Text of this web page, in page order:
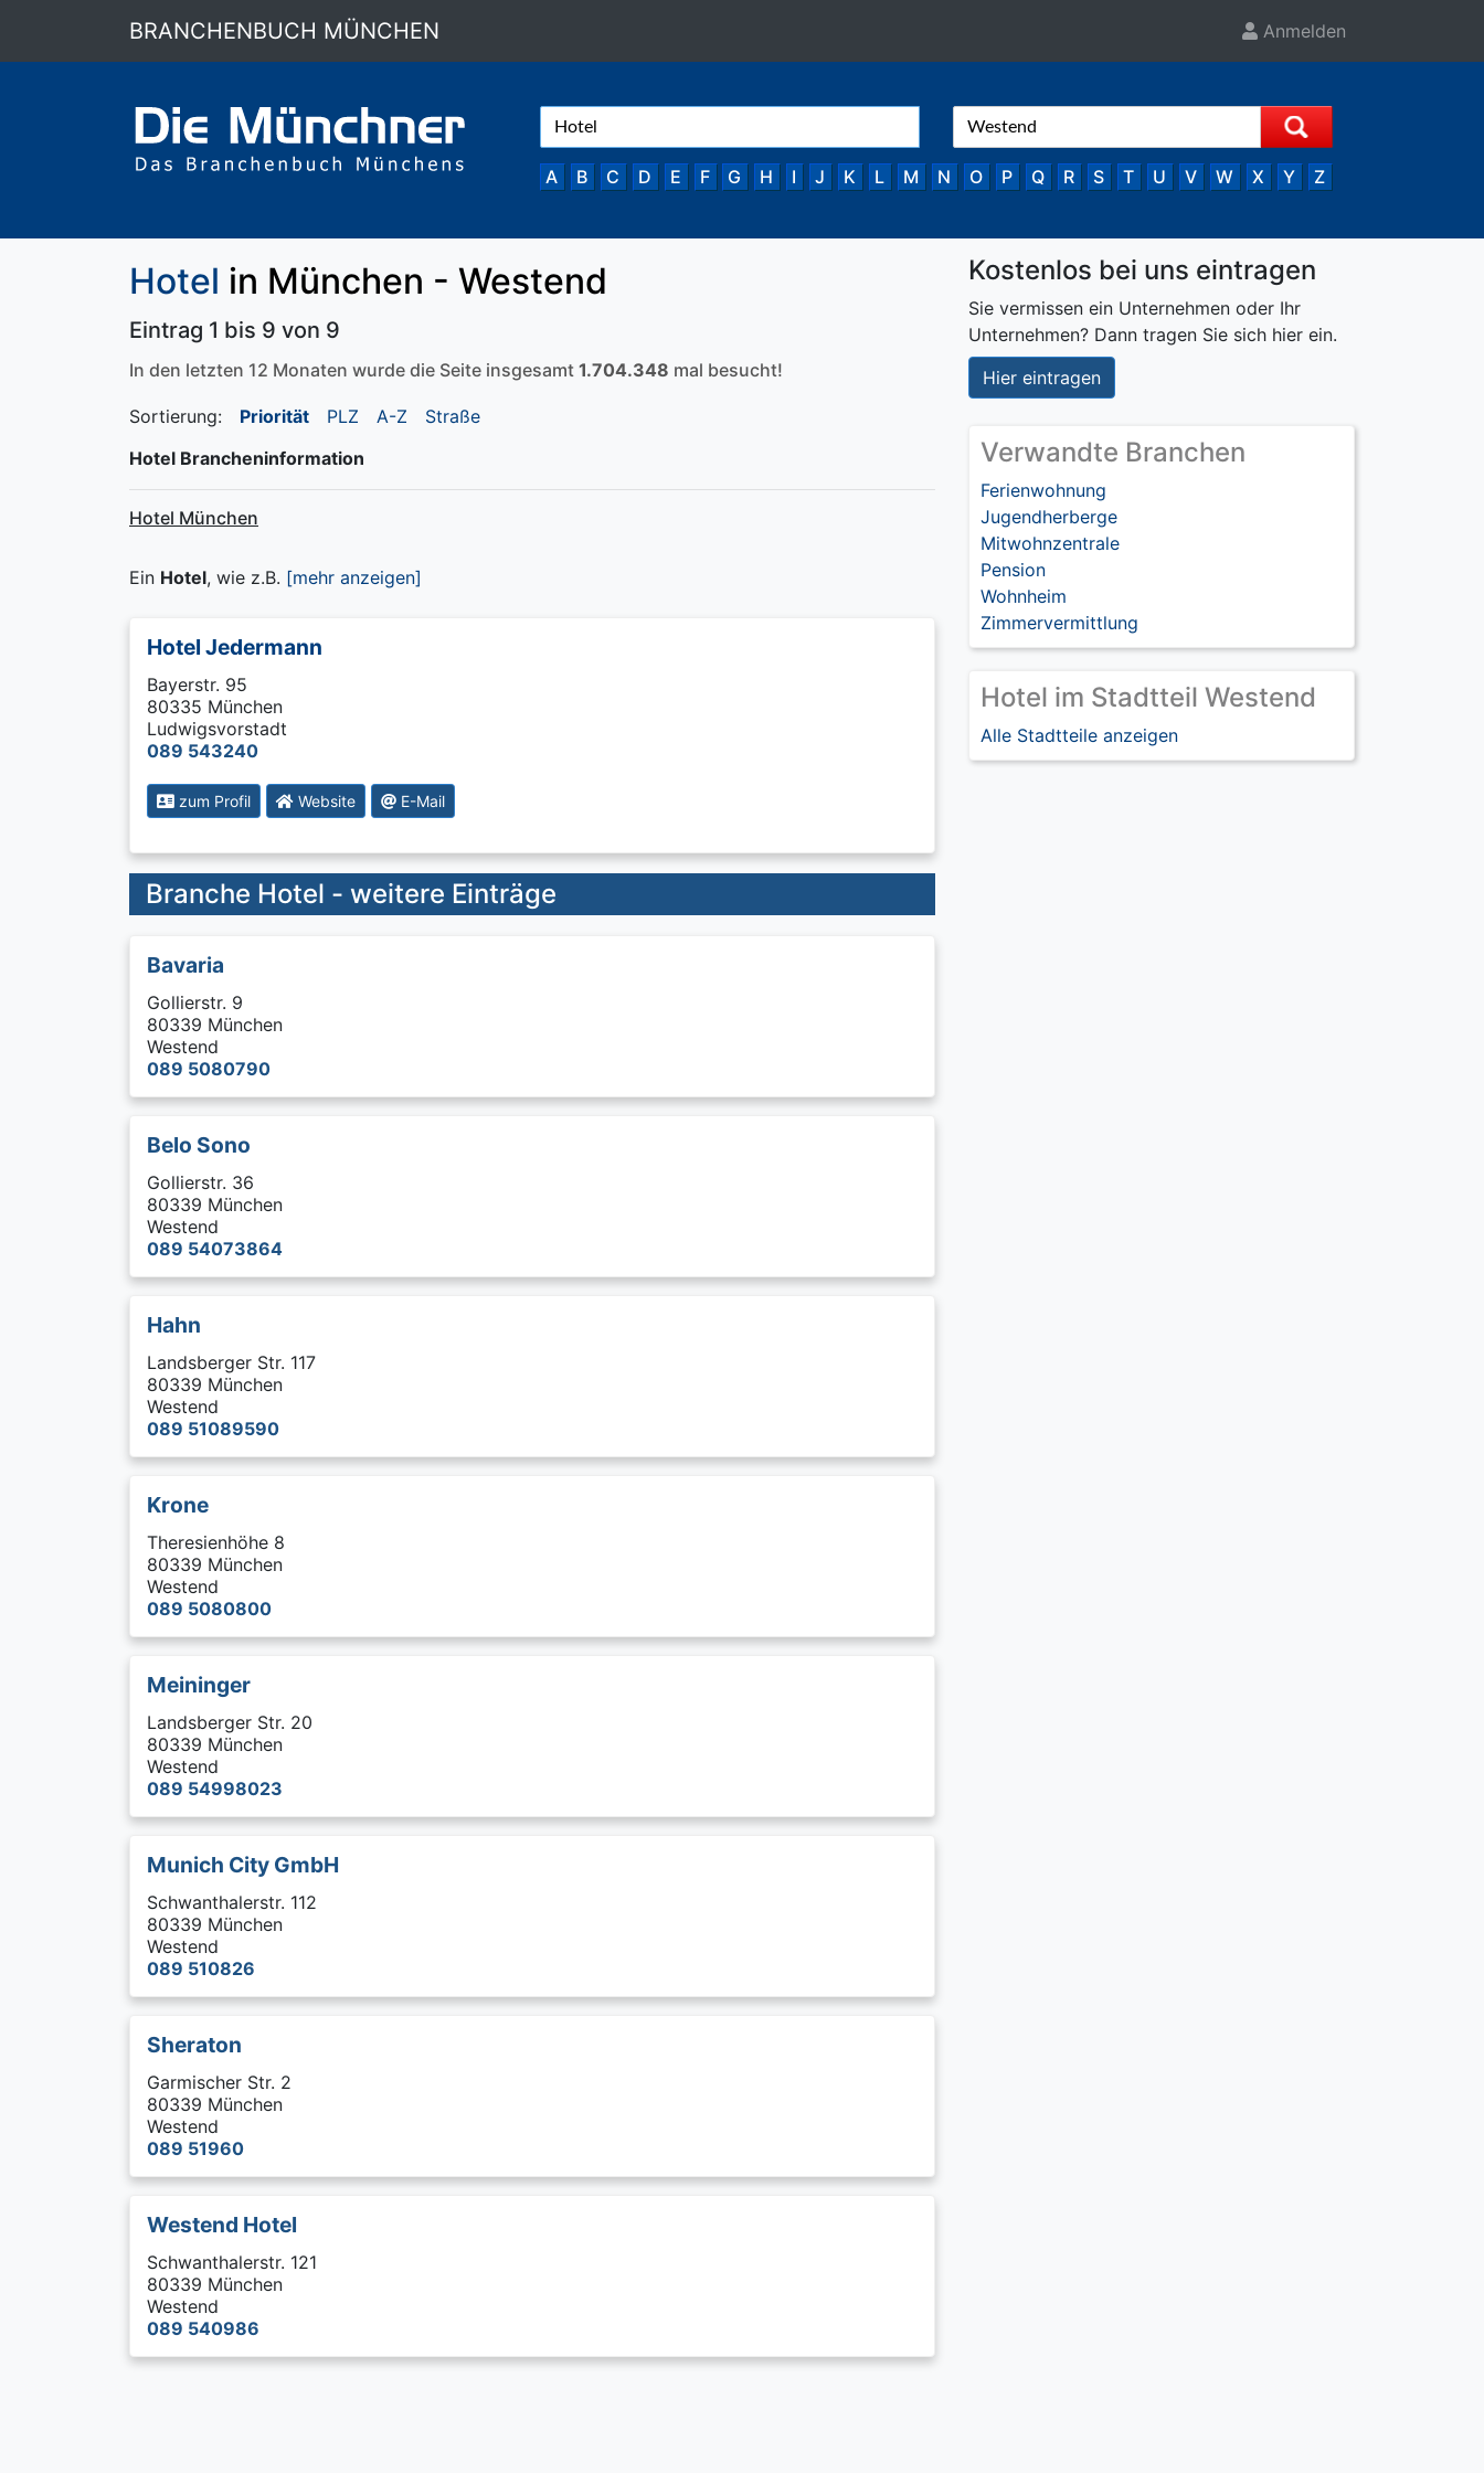
BRANCHENBUCH MÜNCHEN Anmelden
A B C D E F G H I J K L M N O P Q R S T U V W X Y Z
Hotel in München - Westend
Eintrag 1 bis 9 von 9
In den letzten 12 Monaten wurde die Seite insgesamt 1.704.348 mal besucht!
Sortierung: Priorität PLZ A-Z
Straße
Hotel Brancheninformation
Hotel München
Ein Hotel, wie z.B. [mehr anzeigen]
Hotel Jedermann
Bayerstr. 95
80335 München
Ludwigsvorstadt
089 543240
zum Profil Website E-Mail
Branche Hotel - weitere Einträge
Bavaria
Gollierstr. 9
80339 München
Westend
089 5080790
Belo Sono
Gollierstr. 36
80339 München
Westend
089 54073864
Hahn
Landsberger Str. 117
80339 München
Westend
089 51089590
Krone
Theresienhöhe 8
80339 München
Westend
089 5080800
Meininger
Landsberger Str. 20
80339 München
Westend
089 54998023
Munich City GmbH
Schwanthalerstr. 112
80339 München
Westend
089 510826
Sheraton
Garmischer Str. 2
80339 München
Westend
089 51960
Westend Hotel
Schwanthalerstr. 121
80339 München
Westend
089 540986
Kostenlos bei uns eintragen
Sie vermissen ein Unternehmen oder Ihr
Unternehmen? Dann tragen Sie sich hier ein.
Hier eintragen
Verwandte Branchen
Ferienwohnung
Jugendherberge
Mitwohnzentrale
Pension
Wohnheim
Zimmervermittlung
Hotel im Stadtteil Westend
Alle Stadtteile anzeigen